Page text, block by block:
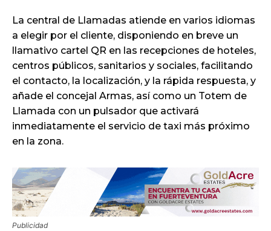
La central de Llamadas atiende en varios idiomas
a elegir por el cliente, disponiendo en breve un
llamativo cartel QR en las recepciones de hoteles,
centros públicos, sanitarios y sociales, facilitando
el contacto, la localización, y la rápida respuesta, y
añade el concejal Armas, así como un Totem de
Llamada con un pulsador que activará
inmediatamente el servicio de taxi más próximo
en la zona.
Publicidad